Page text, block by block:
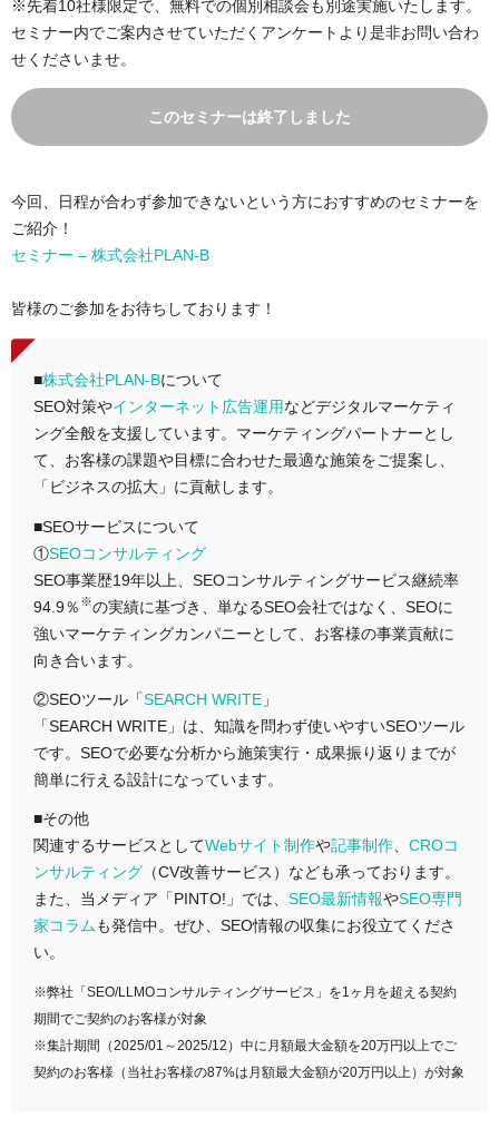
※先着10社様限定で、無料での個別相談会も別途実施いたします。
セミナー内でご案内させていただくアンケートより是非お問い合わ
せくださいませ。
このセミナーは終了しました
今回、日程が合わず参加できないという方におすすめのセミナーを
ご紹介！
セミナー – 株式会社PLAN-B
皆様のご参加をお待ちしております！
■株式会社PLAN-Bについて
SEO対策やインターネット広告運用などデジタルマーケティ
ング全般を支援しています。マーケティングパートナーとし
て、お客様の課題や目標に合わせた最適な施策をご提案し、
「ビジネスの拡大」に貢献します。
■SEOサービスについて
①SEOコンサルティング
SEO事業歴19年以上、SEOコンサルティングサービス継続率
94.9％ ※の実績に基づき、単なるSEO会社ではなく、SEOに
強いマーケティングカンパニーとして、お客様の事業貢献に
向き合います。
②SEOツール「SEARCH WRITE」
「SEARCH WRITE」は、知識を問わず使いやすいSEOツール
です。SEOで必要な分析から施策実行・成果振り返りまでが
簡単に行える設計になっています。
■その他
関連するサービスとしてWebサイト制作や記事制作、 CROコ
ンサルティング（CV改善サービス）なども承っております。
また、当メディア「PINTO!」では、 SEO最新情報やSEO専門
家コラムも発信中。ぜひ、SEO情報の収集にお役立てくださ
い。
※弊社「SEO/LLMOコンサルティングサービス」を1ヶ月を超える契約
期間でご契約のお客様が対象
※集計期間（2025/01～2025/12）中に月額最大金額を20万円以上でご
契約のお客様（当社お客様の87%は月額最大金額が20万円以上）が対象